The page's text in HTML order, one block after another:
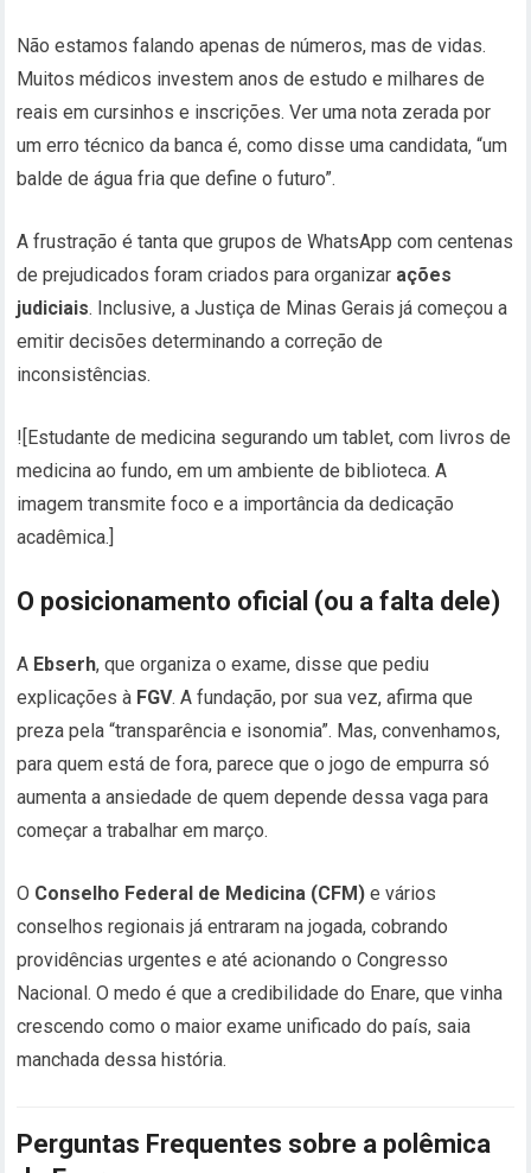
Não estamos falando apenas de números, mas de vidas.
Muitos médicos investem anos de estudo e milhares de
reais em cursinhos e inscrições. Ver uma nota zerada por
um erro técnico da banca é, como disse uma candidata, “um
balde de água fria que define o futuro”.
A frustração é tanta que grupos de WhatsApp com centenas
de prejudicados foram criados para organizar ações
judiciais. Inclusive, a Justiça de Minas Gerais já começou a
emitir decisões determinando a correção de
inconsistências.
![Estudante de medicina segurando um tablet, com livros de
medicina ao fundo, em um ambiente de biblioteca. A
imagem transmite foco e a importância da dedicação
acadêmica.]
O posicionamento oficial (ou a falta dele)
A Ebserh, que organiza o exame, disse que pediu
explicações à FGV. A fundação, por sua vez, afirma que
preza pela “transparência e isonomia”. Mas, convenhamos,
para quem está de fora, parece que o jogo de empurra só
aumenta a ansiedade de quem depende dessa vaga para
começar a trabalhar em março.
O Conselho Federal de Medicina (CFM) e vários
conselhos regionais já entraram na jogada, cobrando
providências urgentes e até acionando o Congresso
Nacional. O medo é que a credibilidade do Enare, que vinha
crescendo como o maior exame unificado do país, saia
manchada dessa história.
Perguntas Frequentes sobre a polêmica